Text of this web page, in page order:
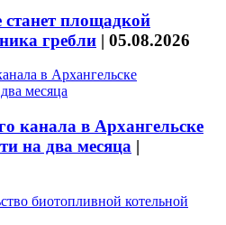
станет площадкой
гребли | 05.08.2026
канала в Архангельске
на два месяца |